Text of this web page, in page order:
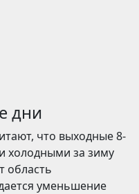
дни
что выходные 8-
холодными за зиму
область
уменьшение